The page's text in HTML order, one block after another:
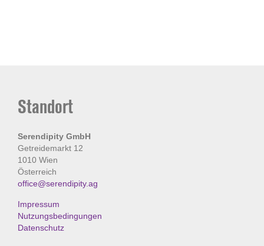
Standort
Serendipity GmbH
Getreidemarkt 12
1010 Wien
Österreich
office@serendipity.ag
Impressum
Nutzungsbedingungen
Datenschutz